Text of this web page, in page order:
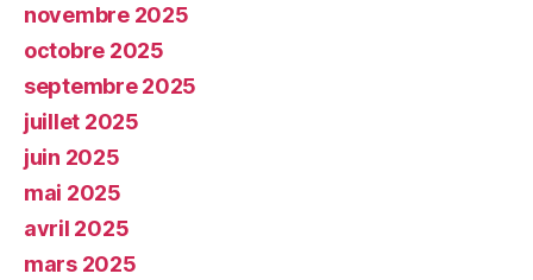
novembre 2025
octobre 2025
septembre 2025
juillet 2025
juin 2025
mai 2025
avril 2025
mars 2025